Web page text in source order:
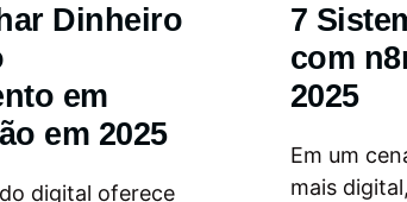
Dinheiro
em
em 2025
digital oferece
7
com
2025
Em um
mais